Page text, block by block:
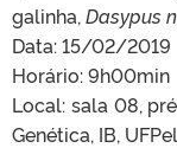
galinha, Dasypus
Data: 15/02/2019
Horário: 9h00min
Local: sala 08,
Genética, IB, UFPel